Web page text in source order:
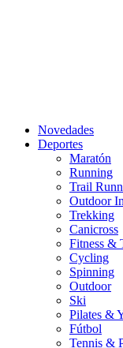
Novedades
Deportes
Maratón
Running
Trail
Outdoor
Trekking
Canicross
Fitness &
Cycling
Spinning
Outdoor
Ski
Pilates &
Fútbol
Tennis &